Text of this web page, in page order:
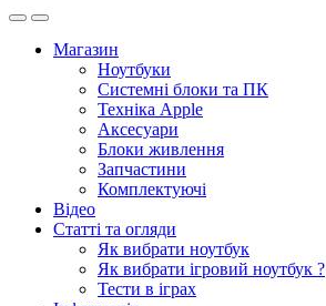
Магазин
Ноутбуки
Системні блоки та ПК
Техніка Apple
Аксесуари
Блоки живлення
Запчастини
Комплектуючі
Відео
Статті та огляди
Як вибрати ноутбук
Як вибрати ігровий ноутбук ?
Тести в іграх